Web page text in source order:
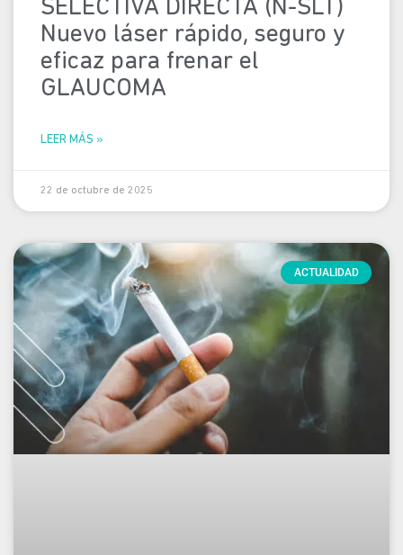
SELECTIVA DIRECTA (N-SLT)
Nuevo láser rápido, seguro y
eficaz para frenar el
GLAUCOMA
LEER MÁS »
22 de octubre de 2025
ACTUALIDAD